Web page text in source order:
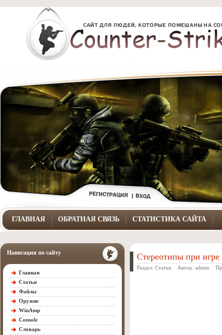
ГЛАВНАЯ ОБРАТНАЯ СВЯЗЬ СТАТИСТИКА САЙТА
Навигация по сайту
Главная
Статьи
Файлы
Оружие
WinAmp
Console
Словарь
Стереотипы при
Раздел: Статьи Автор: admin